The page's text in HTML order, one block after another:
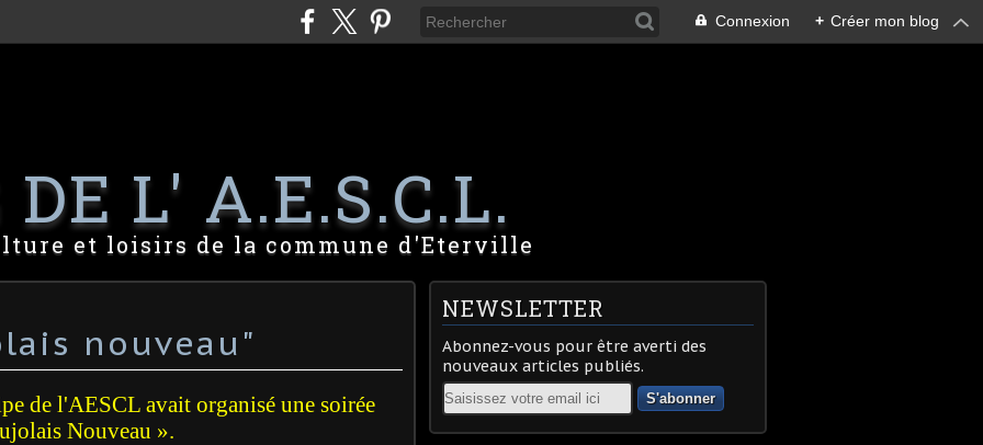
Connexion + Créer mon blog
DE L' A.E.S.C.L.
et loisirs de la commune d'Eterville
nouveau"
de l'AESCL avait organisé une soirée
Nouveau ».
NEWSLETTER
Abonnez-vous pour être averti des
nouveaux articles publiés.
Email